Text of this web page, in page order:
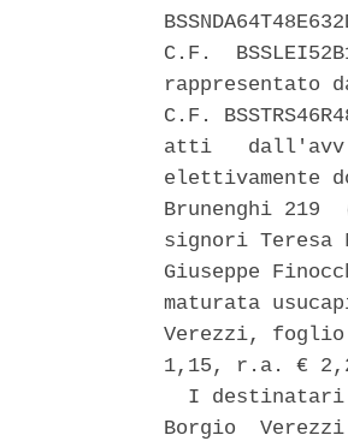
C.F.
rappresentato
C.F.
atti   dall'avv.
elettivamente
Brunenghi 219
signori Teresa
Giuseppe
maturata
Verezzi,
1,15, r.a. €
I
Borgio